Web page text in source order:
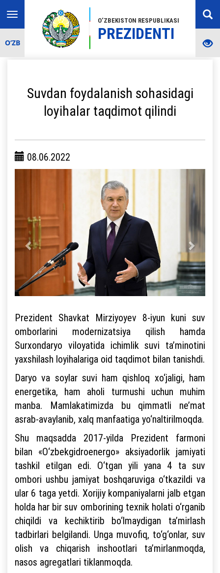
O‘ZBEKISTON RESPUBLIKASI
PREZIDENTI
Toggle
navigation
O‘ZB
Suvdan foydalanish sohasidagi
loyihalar taqdimot qilindi
08.06.2022
Prezident Shavkat Mirziyoyev 8-iyun kuni suv
omborlarini modernizatsiya qilish hamda
Surxondaryo viloyatida ichimlik suvi ta’minotini
yaxshilash loyihalariga oid taqdimot bilan tanishdi.
Daryo va soylar suvi ham qishloq xo‘jaligi, ham
energetika, ham aholi turmushi uchun muhim
manba. Mamlakatimizda bu qimmatli ne’mat
asrab-avaylanib, xalq manfaatiga yo‘naltirilmoqda.
Shu maqsadda 2017-yilda Prezident farmoni
bilan «O‘zbekgidroenergo» aksiyadorlik jamiyati
tashkil etilgan edi. O‘tgan yili yana 4 ta suv
ombori ushbu jamiyat boshqaruviga o‘tkazildi va
ular 6 taga yetdi. Xorijiy kompaniyalarni jalb etgan
holda har bir suv omborining texnik holati o‘rganib
chiqildi va kechiktirib bo‘lmaydigan ta’mirlash
tadbirlari belgilandi. Unga muvofiq, to‘g‘onlar, suv
olish va chiqarish inshootlari ta’mirlanmoqda,
nasos agregatlari tiklanmoqda.